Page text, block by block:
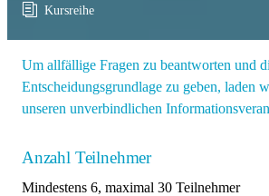
Kursreihe
Um allfällige Fragen zu beantworten und
Entscheidungsgrundlage zu geben, laden
unseren unverbindlichen
Anzahl Teilnehmer
Mindestens 6, maximal 30 Teilnehmer